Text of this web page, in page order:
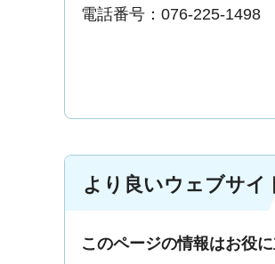
電話番号：076-225-1498
より良いウェブサ
このページの情報はお役